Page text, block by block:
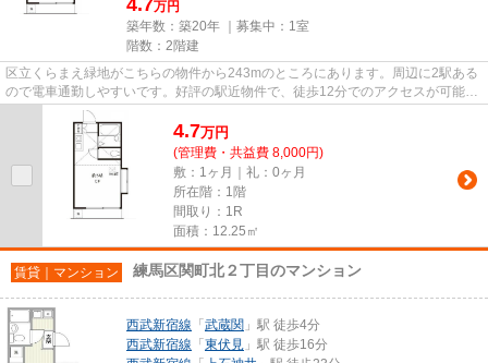
万円
築年数：築20年 ｜募集中： 1室
階数：2階建
区立くらまえ緑地がこちらの物件から243mのところにあります。周辺に2駅ある
ので電車通勤しやすいです。好評の駅近物件で、徒歩12分でのアクセスが可能で
す。こちらの物件はアパートで...
4.7万円
(管理費・共益費 8,000円)
敷：1ヶ月｜礼：0ヶ月
所在階：1階
間取り：1R
面積：12.25㎡
賃貸｜マンション 練馬区関町北２丁目のマンション
西武新宿線 「 武蔵関 」駅 徒歩4分
西武新宿線 「 東伏見 」駅 徒歩16分